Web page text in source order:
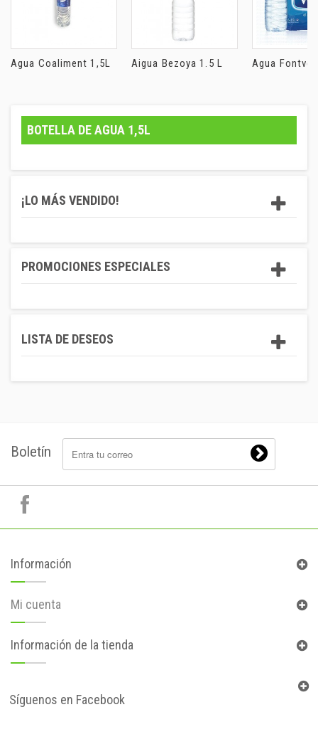
Agua Coaliment 1,5L Aigua Bezoya 1.5 L Agua
BOTELLA DE AGUA 1,5L
¡LO MÁS VENDIDO!
PROMOCIONES ESPECIALES
LISTA DE DESEOS
Boletín
Información
Mi cuenta
Información de la tienda
Síguenos en Facebook